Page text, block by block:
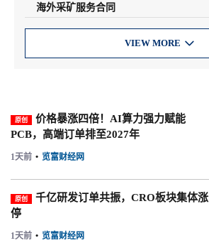
海外采矿服务合同
VIEW MORE 
原创
价格暴涨四倍！AI算力强力赋能
PCB，高端订单排至2027年
1天前 • 览富财经网
原创
千亿研发订单共振，CRO板块集体涨
停
1天前 • 览富财经网